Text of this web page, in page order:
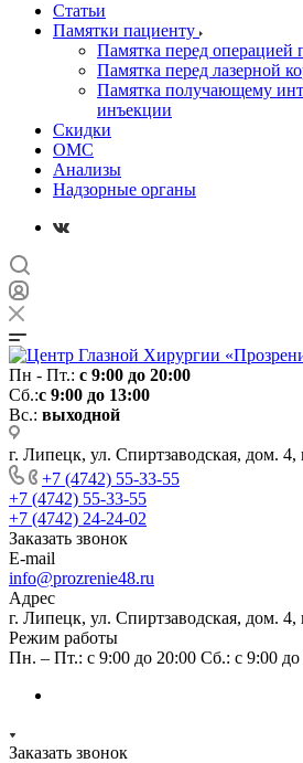
Статьи
Памятки пациенту
Памятка перед операцией
Памятка перед лазерной
Памятка получающему
инъекции
Скидки
ОМС
Анализы
Надзорные органы
Пн - Пт.: с 9:00 до 20:00
Сб.:с 9:00 до 13:00
Вс.: выходной
г. Липецк, ул. Спиртзаводская, дом. 4,
+7 (4742) 55-33-55
+7 (4742) 55-33-55
+7 (4742) 24-24-02
Заказать звонок
E-mail
info@prozrenie48.ru
Адрес
г. Липецк, ул. Спиртзаводская, дом. 4,
Режим работы
Пн. – Пт.: с 9:00 до 20:00 Сб.: с 9:00
Заказать звонок